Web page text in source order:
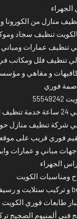
منازل من الكورونا
تنظيف سجاد
تنظيف عمارات ومباني
تنظيف فلل ومكاتب
و مقاهي و
فوري
شركة تنظيف منازل
فوري قريب على
مباني و عمارات
الجهراء
ومناسبات الكويت
طابعات فوري الكويت
فني ألمنيوم الضجيج